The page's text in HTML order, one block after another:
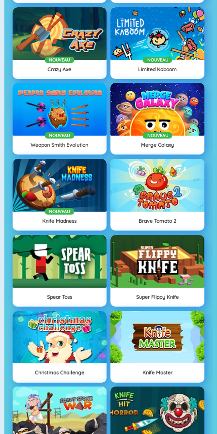
NOUVEAU
Crazy Axe
NOUVEAU
Limited Kaboom
NOUVEAU
Weapon Smith Evolution
NOUVEAU
Merge Galaxy
NOUVEAU
Knife Madness Brave Tomato 2
Spear Toss Super Flippy Knife
Christmas Challenge Knife Master